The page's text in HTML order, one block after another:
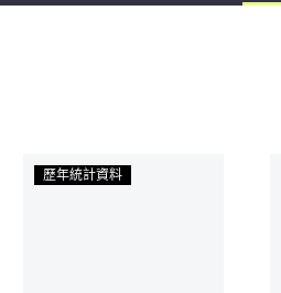
歷年統計資料